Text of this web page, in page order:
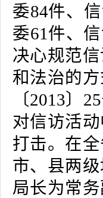
委84件、
委61件、
决心规范
和法治的
〔2013〕
对信访活
打击。在
市、县两
局长为常